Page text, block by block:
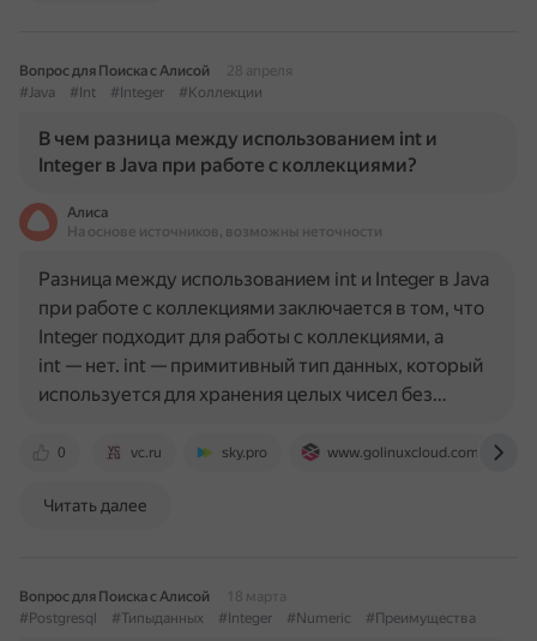
Вопрос для Поиска с Алисой
28 апреля
#Java
#Int #Integer #Коллекции
В чем разница между использованием int и
Integer в Java при работе с коллекциями?
Алиса
На основе источников, возможны неточности
0 vc.ru sky.pro www.golinuxcloud.com
Разница между использованием int и Integer в Java
при работе с коллекциями заключается в том, что
Integer подходит для работы с коллекциями, а
int — нет. int — примитивный тип данных, который
используется для хранения целых чисел без…
Читать далее
Вопрос для Поиска с Алисой
18 марта
#Postgresql
#Типыданных #Integer #Numeric #Преимущества